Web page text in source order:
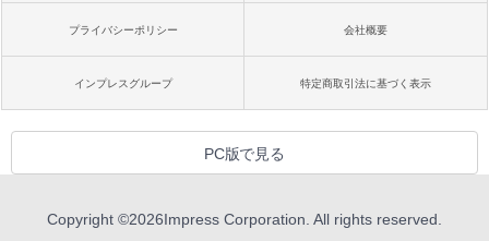
プライバシーポリシー 会社概要
インプレスグループ 特定商取引法に基づく表示
PC版で見る
Copyright ©2026Impress Corporation. All rights reserved.